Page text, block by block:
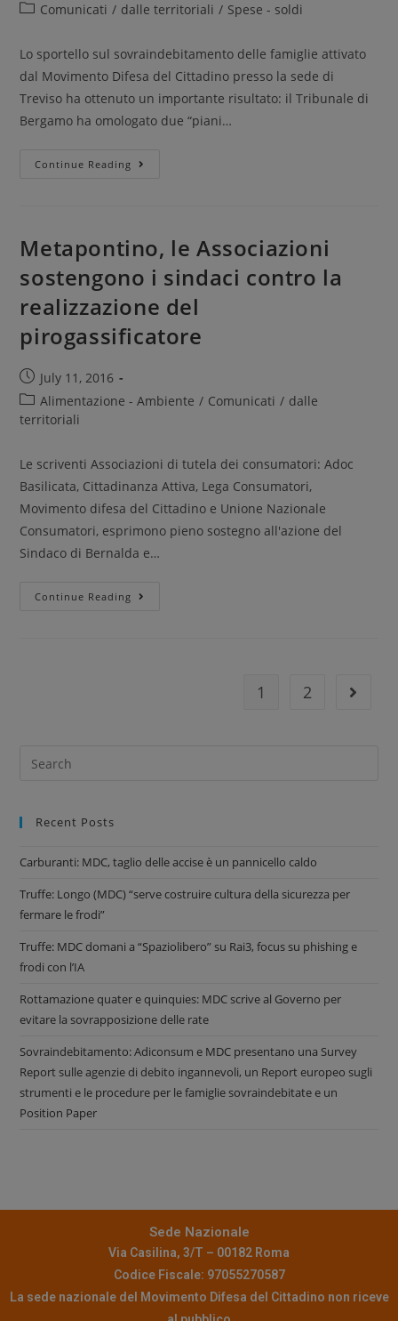
Comunicati / dalle territoriali / Spese - soldi
Lo sportello sul sovraindebitamento delle famiglie attivato
dal Movimento Difesa del Cittadino presso la sede di
Treviso ha ottenuto un importante risultato: il Tribunale di
Bergamo ha omologato due “piani…
Continue Reading
Metapontino, le Associazioni
sostengono i sindaci contro la
realizzazione del
pirogassificatore
July 11, 2016
Alimentazione - Ambiente / Comunicati / dalle
territoriali
Le scriventi Associazioni di tutela dei consumatori: Adoc
Basilicata, Cittadinanza Attiva, Lega Consumatori,
Movimento difesa del Cittadino e Unione Nazionale
Consumatori, esprimono pieno sostegno all'azione del
Sindaco di Bernalda e…
Continue Reading
1 2
Recent Posts
Carburanti: MDC, taglio delle accise è un pannicello caldo
Truffe: Longo (MDC) “serve costruire cultura della sicurezza per
fermare le frodi”
Truffe: MDC domani a “Spaziolibero” su Rai3, focus su phishing e
frodi con l’IA
Rottamazione quater e quinquies: MDC scrive al Governo per
evitare la sovrapposizione delle rate
Sovraindebitamento: Adiconsum e MDC presentano una Survey
Report sulle agenzie di debito ingannevoli, un Report europeo sugli
strumenti e le procedure per le famiglie sovraindebitate e un
Position Paper
Sede Nazionale
Via Casilina, 3/T – 00182 Roma
Codice Fiscale: 97055270587
La sede nazionale del Movimento Difesa del Cittadino non riceve